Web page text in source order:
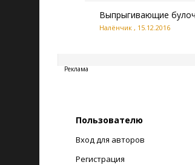
Выпрыгивающие
Налёнчик , 15.12.2016
Реклама
Пользователю
Вход для авторов
Регистрация